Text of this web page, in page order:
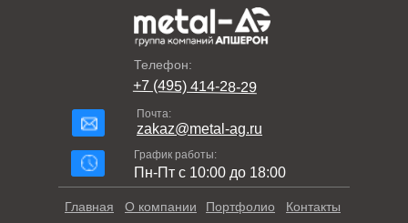
Телефон:
+7 (495) 414-28-29
Почта:
zakaz@metal-ag.ru
График работы:
Пн-Пт с 10:00 до 18:00
Контакты
Портфолио
О компании
Главная